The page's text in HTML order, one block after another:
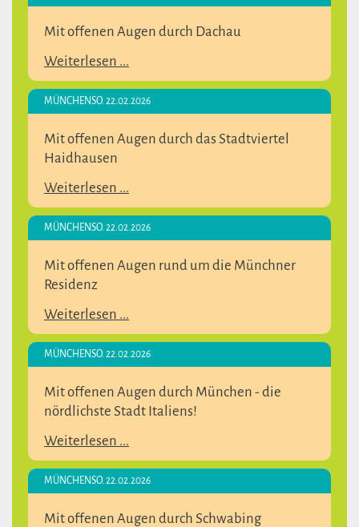
Mit offenen Augen durch Dachau
Weiterlesen ...
MÜNCHENSO. 22.02.2026
Mit offenen Augen durch das Stadtviertel
Haidhausen
Weiterlesen ...
MÜNCHENSO. 22.02.2026
Mit offenen Augen rund um die Münchner
Residenz
Weiterlesen ...
MÜNCHENSO. 22.02.2026
Mit offenen Augen durch München - die
nördlichste Stadt Italiens!
Weiterlesen ...
MÜNCHENSO. 22.02.2026
Mit offenen Augen durch Schwabing